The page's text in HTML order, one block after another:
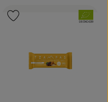
, Verband:
, Kontrollstelle:
DE-ÖKO-039
Produkt zu Favouriten hinzufügen